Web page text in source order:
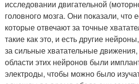
исследовании двигательной
головного мозга. Они показали, что
которые отвечают за точные
такие как это, и есть другие
за сильные хватательные движения,
области этих нейронов были
электроды, чтобы можно было